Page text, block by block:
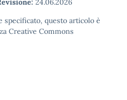
24.06.2026
specificato, questo articolo è
Creative Commons